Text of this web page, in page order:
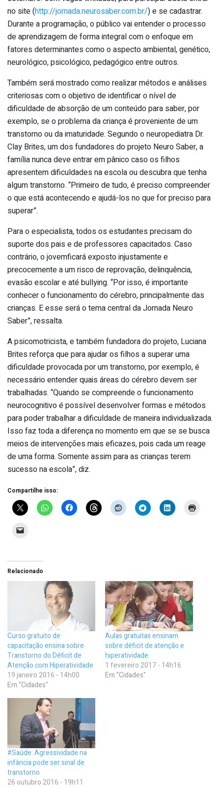
no site (http://jornada.neurosaber.com.br/) e se cadastrar.
Durante a programação, o público vai entender o processo
de aprendizagem de forma integral com o enfoque em
fatores determinantes como o aspecto ambiental, genético,
neurológico, psicológico, pedagógico entre outros.
Também será mostrado como realizar métodos e análises
criteriosas com o objetivo de identificar o nível de
dificuldade de absorção de um conteúdo para saber, por
exemplo, se o problema da criança é proveniente de um
transtorno ou da imaturidade. Segundo o neuropediatra Dr.
Clay Brites, um dos fundadores do projeto Neuro Saber, a
família nunca deve entrar em pânico caso os filhos
apresentem dificuldades na escola ou descubra que tenha
algum transtorno. “Primeiro de tudo, é preciso compreender
o que está acontecendo e ajudá-los no que for preciso para
superar”.
Para o especialista, todos os estudantes precisam do
suporte dos pais e de professores capacitados. Caso
contrário, o jovemficará exposto injustamente e
precocemente a um risco de reprovação, delinquência,
evasão escolar e até bullying. “Por isso, é importante
conhecer o funcionamento do cérebro, principalmente das
crianças. E esse será o tema central da Jornada Neuro
Saber”, ressalta.
A psicomotricista, e também fundadora do projeto, Luciana
Brites reforça que para ajudar os filhos a superar uma
dificuldade provocada por um transtorno, por exemplo, é
necessário entender quais áreas do cérebro devem ser
trabalhadas. “Quando se compreende o funcionamento
neurocognitivo é possível desenvolver formas e métodos
para poder trabalhar a dificuldade de maneira individualizada.
Isso faz toda a diferença no momento em que se se busca
meios de intervenções mais eficazes, pois cada um reage
de uma forma. Somente assim para as crianças terem
sucesso na escola”, diz.
Compartilhe isso:
Relacionado
Curso gratuito de
capacitação ensina sobre
Transtorno do Déficit de
Atenção com Hiperatividade
19 janeiro 2016 - 14h00
Em "Cidades"
Aulas gratuitas ensinam
sobre déficit de atenção e
hiperatividade
1 fevereiro 2017 - 14h16
Em "Cidades"
#Saúde: Agressividade na
infância pode ser sinal de
transtorno
26 outubro 2016 - 19h11